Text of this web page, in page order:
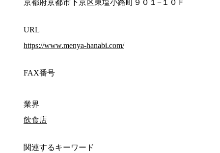
京都府京都市下京区東塩小路町９０１−１０Ｆ
URL
https://www.menya-hanabi.com/
FAX番号
業界
飲食店
関連するキーワード